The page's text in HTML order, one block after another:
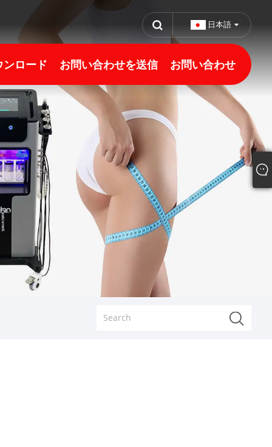
日本語
ンロード お問い合わせを送信 お問い合わせ